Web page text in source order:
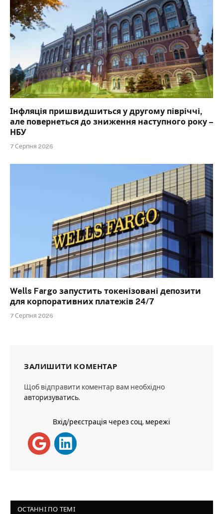
Інфляція пришвидшиться у другому півріччі,
але повернеться до зниження наступного року –
НБУ
7 Серпня 2026
Wells Fargo запустить токенізовані депозити
для корпоративних платежів 24/7
7 Серпня 2026
ЗАЛИШИТИ КОМЕНТАР
Щоб відправити коментар вам необхідно
авторизуватись.
Вхід/реєстрація через соц. мережі
ОСТАННІ ПО ТЕМІ